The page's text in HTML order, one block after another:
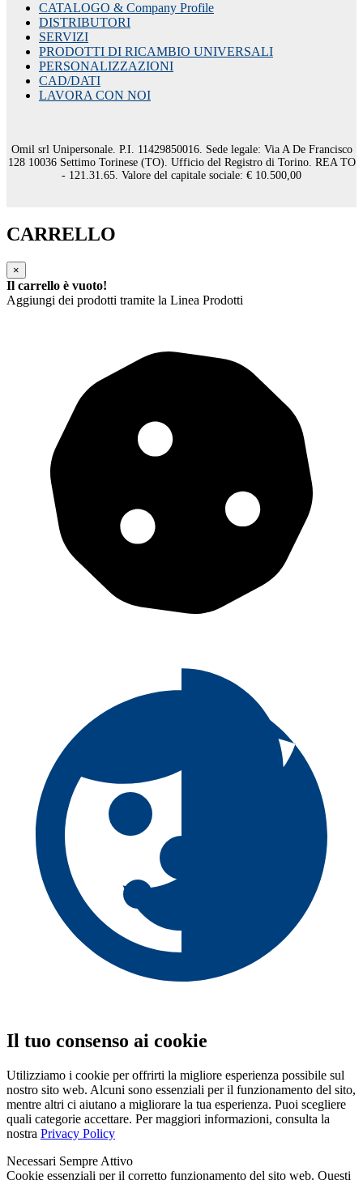
CATALOGO & Company Profile
DISTRIBUTORI
SERVIZI
PRODOTTI DI RICAMBIO UNIVERSALI
PERSONALIZZAZIONI
CAD/DATI
LAVORA CON NOI
Omil srl Unipersonale. P.I. 11429850016. Sede legale: Via A De Francisco
128 10036 Settimo Torinese (TO). Ufficio del Registro di Torino. REA TO
- 121.31.65. Valore del capitale sociale: € 10.500,00
CARRELLO
×
Il carrello è vuoto!
Aggiungi dei prodotti tramite la Linea Prodotti
Il tuo consenso ai cookie
Utilizziamo i cookie per offrirti la migliore esperienza possibile sul
nostro sito web. Alcuni sono essenziali per il funzionamento del sito,
mentre altri ci aiutano a migliorare la tua esperienza. Puoi scegliere
quali categorie accettare. Per maggiori informazioni, consulta la
nostra Privacy Policy
Necessari Sempre Attivo
Cookie essenziali per il corretto funzionamento del sito web. Questi